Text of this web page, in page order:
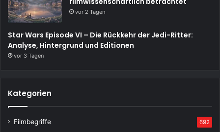
vor 2 Tagen
Star Wars Episode VI – Die Rückkehr der Jedi-Ritter:
Analyse, Hintergrund und Editionen
vor 3 Tagen
Kategorien
Filmbegriffe 692